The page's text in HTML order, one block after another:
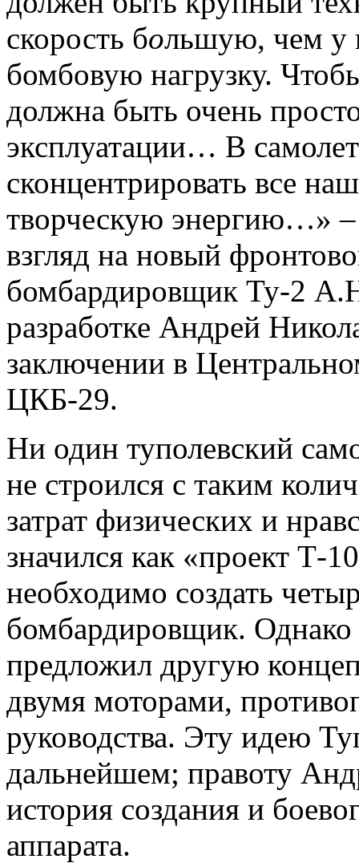
скорость большую, чем у
бомбовую нагрузку.
должна быть очень
эксплуатации… В
сконцентрировать все
творческую энергию…» –
взгляд на новый
бомбардировщик Ту-2
разработке Андрей
заключении в
ЦКБ-29.
Ни один туполевский
не строился с таким
затрат физических и
значился как «проект Т-
необходимо создать
бомбардировщик. Однако
предложил другую
двумя моторами,
руководства. Эту идею
дальнейшем; правоту
история создания и
аппарата.